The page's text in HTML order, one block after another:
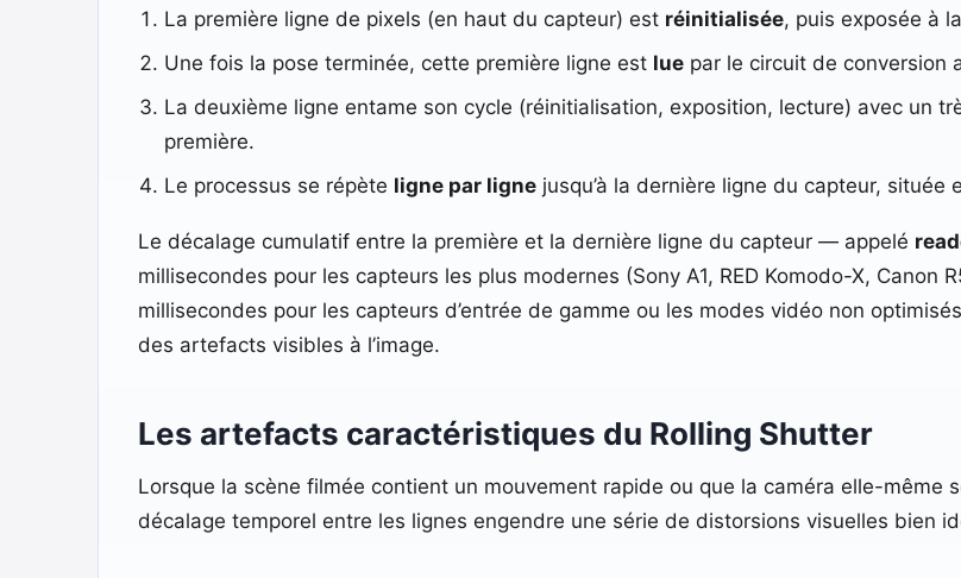
La première ligne de pixels (en haut du capteur) est réinitialisée, puis exposée à
Une fois la pose terminée, cette première ligne est luepar le circuit de conversion
La deuxième ligne entame son cycle (réinitialisation, exposition, lecture) avec un
première.
Le processus se répète ligne par lignejusqu’à la dernière ligne du capteur, située
Le décalage cumulatif entre la première et la dernière ligne du capteur — appelé
millisecondes pour les capteurs les plus modernes (Sony A1, RED Komodo-X, Canon
millisecondes pour les capteurs d’entrée de gamme ou les modes vidéo non
des artefacts visibles à l’image.
Les artefacts caractéristiques du Rolling Shutter
Lorsque la scène filmée contient un mouvement rapide ou que la caméra elle-même
décalage temporel entre les lignes engendre une série de distorsions visuelles bien